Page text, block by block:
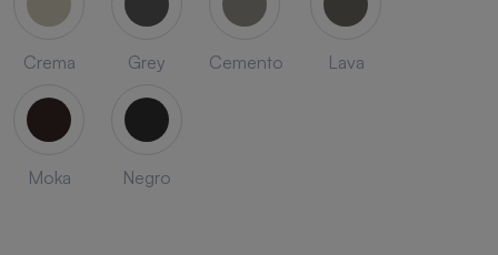
Crema Grey Cemento Lava
Moka Negro